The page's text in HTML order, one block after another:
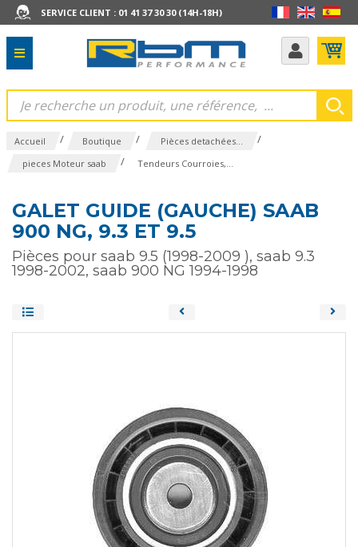
SERVICE CLIENT : 01 41 37 30 30 (14H-18H)
Accueil / Boutique / Pièces detachées... /
pieces Moteur saab / Tendeurs Courroies,...
GALET GUIDE (GAUCHE) SAAB
900 NG, 9.3 ET 9.5
Pièces pour saab 9.5 (1998-2009 ), saab 9.3
1998-2002, saab 900 NG 1994-1998